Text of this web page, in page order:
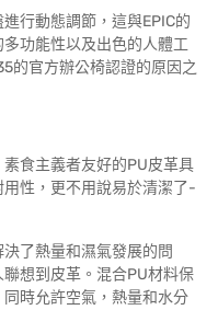
行動態調節，這與EPIC的
功能性以及出色的人體工
的官方辦公椅認證的原因之
食主義者友好的PU皮革具
性，更不用說易於清潔了-
了熱量和濕氣發展的問
想到皮革。混合PU材料保
時允許空氣，熱量和水分